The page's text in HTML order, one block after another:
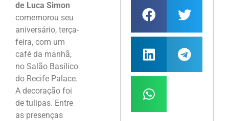
de Luca Simon
comemorou seu
aniversário, terça-
feira, com um
café da manhã,
no Salão Basílico
do Recife Palace.
A decoração foi
de tulipas. Entre
as presenças